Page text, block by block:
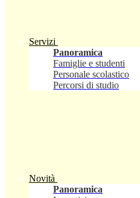
Servizi
Panoramica
Famiglie e studenti
Personale scolastico
Percorsi di studio
Novità
Panoramica